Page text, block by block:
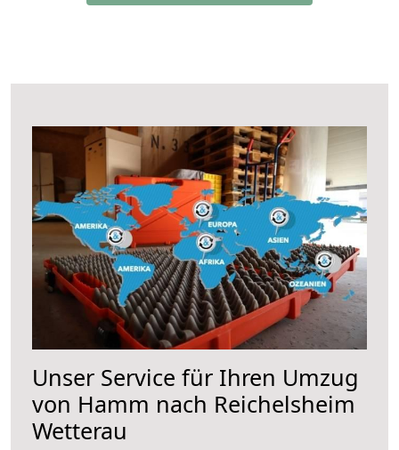
Unser Service für Ihren Umzug
von Hamm nach Reichelsheim
Wetterau